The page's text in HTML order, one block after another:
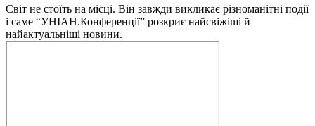
Світ не стоїть на місці. Він завжди викликає різноманітні події
і саме “УНІАН.Конференції” розкриє найсвіжіші й
найактуальніші новини.